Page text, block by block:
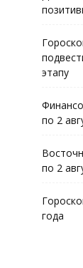
этапу
по 2
по 2
года